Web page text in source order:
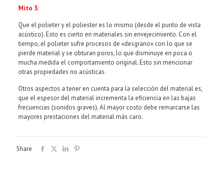
Mito 3:
Que el polieter y el poliester es lo mismo (desde el punto de vista
acústico). Esto es cierto en materiales sin envejecimiento. Con el
tiempo, el polieter sufre procesos de «desgrano» con lo que se
pierde material y se obturan poros, lo que disminuye en poca o
mucha medida el comportamiento original. Esto sin mencionar
otras propiedades no acústicas.
Otros aspectos a tener en cuenta para la selección del material es,
que el espesor del material incrementa la eficiencia en las bajas
frecuencias (sonidos graves). Al mayor costo debe remarcarse las
mayores prestaciones del material más caro.
Share